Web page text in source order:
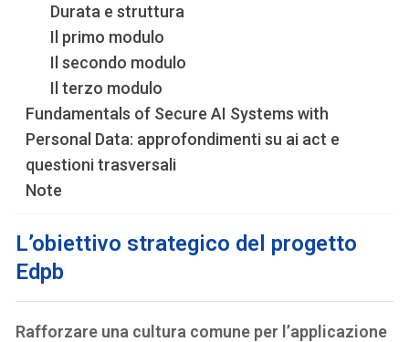
Durata e struttura
Il primo modulo
Il secondo modulo
Il terzo modulo
Fundamentals of Secure AI Systems with
Personal Data: approfondimenti su ai act e
questioni trasversali
Note
L’obiettivo strategico del progetto
Edpb
Rafforzare una cultura comune per l’applicazione